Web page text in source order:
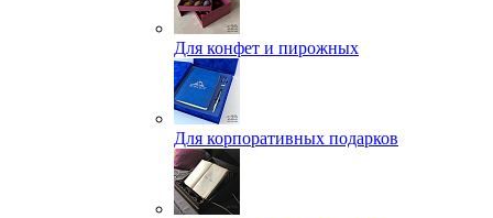
Для конфет и пирожных
Для корпоративных подарков